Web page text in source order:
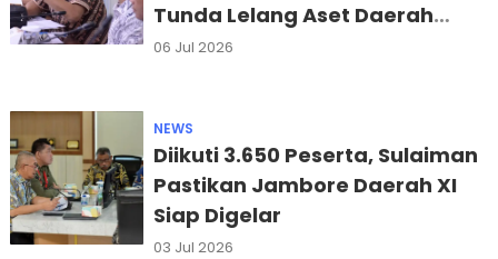
Tunda Lelang Aset Daerah
2026
06 Jul 2026
NEWS
Diikuti 3.650 Peserta, Sulaiman
Pastikan Jambore Daerah XI
Siap Digelar
03 Jul 2026